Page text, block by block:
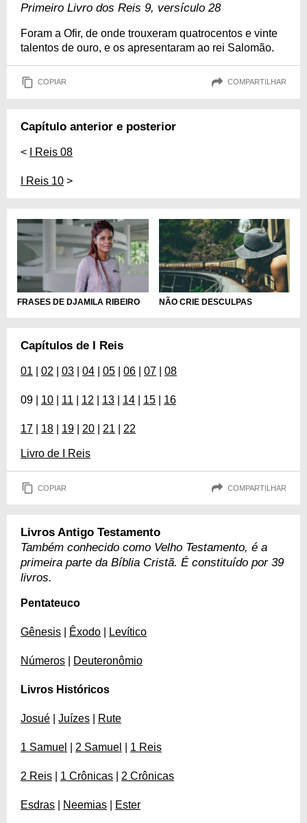
Primeiro Livro dos Reis 9, versículo 28
Foram a Ofir, de onde trouxeram quatrocentos e vinte
talentos de ouro, e os apresentaram ao rei Salomão.
COPIAR COMPARTILHAR
Capítulo anterior e posterior
< I Reis 08
I Reis 10 >
FRASES DE DJAMILA RIBEIRO NÃO CRIE DESCULPAS
Capítulos de I Reis
01 02 03 04 05 06 07 08
09 | 10 11 12 13 14 15 16
17 18 19 20 21 22
Livro de I Reis
COPIAR COMPARTILHAR
Livros Antigo Testamento
Também conhecido como Velho Testamento, é a
primeira parte da Bíblia Cristã. É constituído por 39
livros.
Pentateuco
Gênesis Êxodo Levítico
Números Deuteronômio
Livros Históricos
Josué Juízes Rute
1 Samuel 2 Samuel 1 Reis
2 Reis 1 Crônicas 2 Crônicas
Esdras Neemias Ester